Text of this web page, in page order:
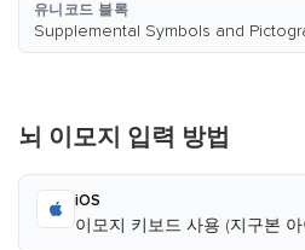
유니코드 블록
Supplemental Symbols and
뇌 이모지 입력 방법
iOS
이모지 키보드 사용 (지구본